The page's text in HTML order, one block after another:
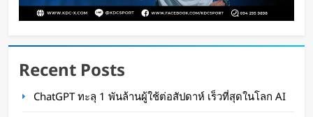
K-18M โดรนรบฝีมือคนไทย ทดสอบบินสำเร็จครั้ง
Recent Posts
ChatGPT ทะลุ 1 พันล้านผู้ใช้ต่อสัปดาห์ เร็วที่สุดในโลก AI